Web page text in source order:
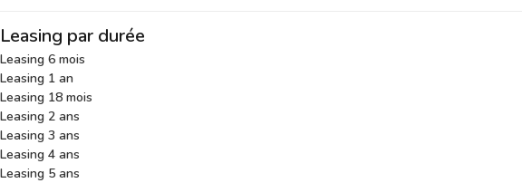
Leasing par durée
Leasing 6 mois
Leasing 1 an
Leasing 18 mois
Leasing 2 ans
Leasing 3 ans
Leasing 4 ans
Leasing 5 ans